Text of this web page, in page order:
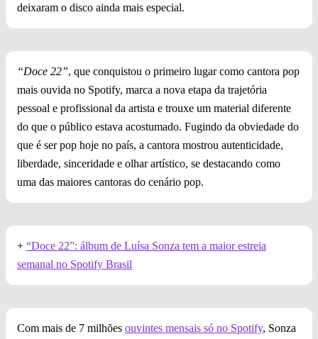
deixaram o disco ainda mais especial.
“Doce 22”, que conquistou o primeiro lugar como cantora pop
mais ouvida no Spotify, marca a nova etapa da trajetória
pessoal e profissional da artista e trouxe um material diferente
do que o público estava acostumado. Fugindo da obviedade do
que é ser pop hoje no país, a cantora mostrou autenticidade,
liberdade, sinceridade e olhar artístico, se destacando como
uma das maiores cantoras do cenário pop.
+ “Doce 22”: álbum de Luísa Sonza tem a maior estreia
semanal no Spotify Brasil
Com mais de 7 milhões ouvintes mensais só no Spotify, Sonza